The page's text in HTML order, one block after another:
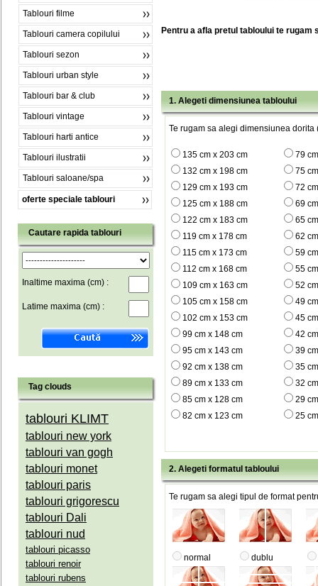
Tablouri filme
Tablouri camera copilului
Tablouri sezon
Tablouri urban style
Tablouri bar & club
Tablouri vintage
Tablouri harti antice
Tablouri ilustratii
Tablouri saloane/spa
oferte speciale tablouri
Cautare rapida tablouri
Inaltime maxima (cm) :
Latime maxima (cm) :
Tag clouds
tablouri KLIMT
tablouri new york
tablouri van gogh
tablouri monet
tablouri paris
tablouri grigorescu
tablouri Dali
tablouri nud
tablouri picasso
tablouri renoir
tablouri rubens
Pentru a afla pretul tabloului te rugam
1. Alegeti dimensiunea tabloului
Te rugam sa alegi dimensiunea dorita
135 cm x 203 cm
79
132 cm x 198 cm
75
129 cm x 193 cm
72
125 cm x 188 cm
69
122 cm x 183 cm
65
119 cm x 178 cm
62
115 cm x 173 cm
59
112 cm x 168 cm
55
109 cm x 163 cm
52
105 cm x 158 cm
49
102 cm x 153 cm
45
99 cm x 148 cm
42
95 cm x 143 cm
39
92 cm x 138 cm
35
89 cm x 133 cm
32
85 cm x 128 cm
29
82 cm x 123 cm
25
2. Alegeti formatul tabloului
Te rugam sa alegi tipul de format
normal dublu